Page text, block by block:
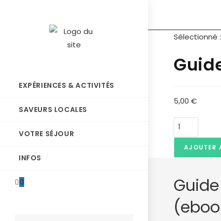
EXPÉRIENCES & ACTIVITÉS
SAVEURS LOCALES
VOTRE SÉJOUR
INFOS
0
Sélectionné :
5,00€
AJOUTER